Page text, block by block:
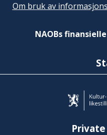
Om bruk av
NAOBs